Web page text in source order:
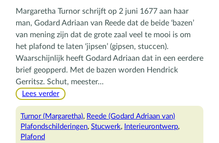
Margaretha Turnor schrijft op 2 juni 1677 aan haar
man, Godard Adriaan van Reede dat de beide ‘bazen’
van mening zijn dat de grote zaal veel te mooi is om
het plafond te laten ‘jipsen’ (gipsen, stuccen).
Waarschijnlijk heeft Godard Adriaan dat in een eerdere
brief geopperd. Met de bazen worden Hendrick
Gerritsz. Schut, meester…
Lees verder:
of
niet
Turnor (Margaretha), Reede (Godard Adriaan van)
Plafondschilderingen, Stucwerk, Interieurontwerp
Plafond